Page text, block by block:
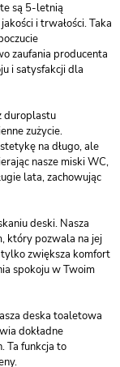
są 5-letnią
i trwałości. Taka
zaufania producenta
i satysfakcji dla
duroplastu
zużycie.
na długo, ale
nasze miski WC,
lata, zachowując
deski. Nasza
który pozwala na jej
zwiększa komfort
spokoju w Twoim
deska toaletowa
dokładne
Ta funkcja to